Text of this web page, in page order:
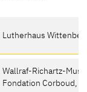
Lutherhaus
Wallraf-Richartz-
Fondation Corboud,